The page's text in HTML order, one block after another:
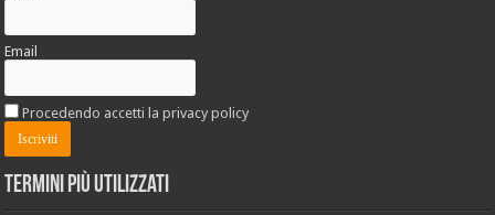
Email
Procedendo accetti la privacy policy
Termini più utilizzati